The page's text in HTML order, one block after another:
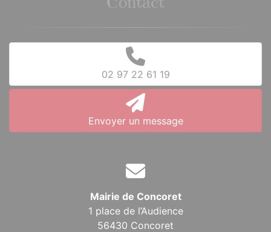
Contact
02 97 22 61 19
Envoyer un message
Mairie de Concoret
1 place de l’Audience
56430 Concoret